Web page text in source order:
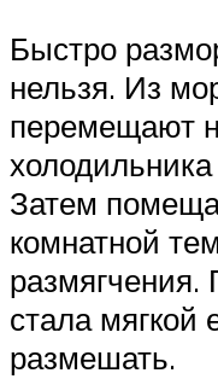
Быстро
нельзя. Из
перемещают
холодильника
Затем
комнатной
размягчения.
стала мягкой
размешать.